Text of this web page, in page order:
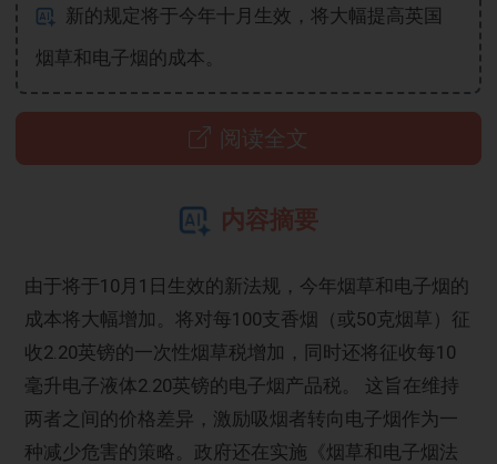
新的规定将于今年十月生效，将大幅提高英国
烟草和电子烟的成本。
阅读全文
内容摘要
由于将于10月1日生效的新法规，今年烟草和电子烟的
成本将大幅增加。将对每100支香烟（或50克烟草）征
收2.20英镑的一次性烟草税增加，同时还将征收每10
毫升电子液体2.20英镑的电子烟产品税。 这旨在维持
两者之间的价格差异，激励吸烟者转向电子烟作为一
种减少危害的策略。政府还在实施《烟草和电子烟法